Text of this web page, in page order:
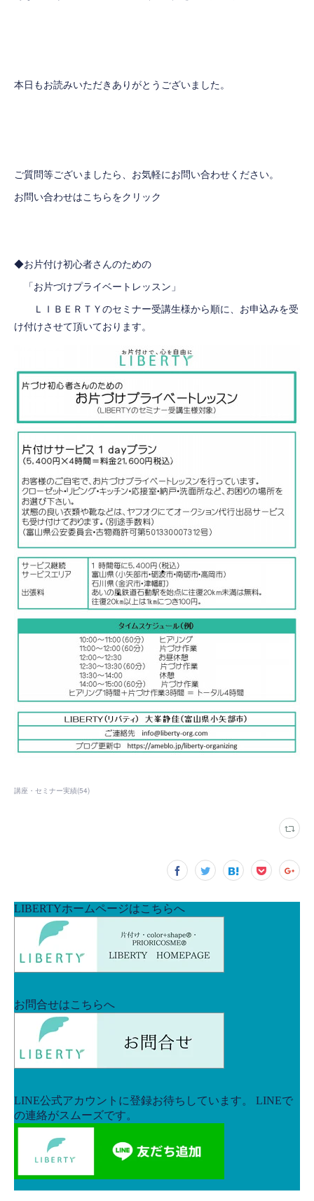
本日もお読みいただきありがとうございました。
ご質問等ございましたら、お気軽にお問い合わせください。
お問い合わせはこちらをクリック
◆お片付け初心者さんのための
「お片づけプライベートレッスン」
ＬＩＢＥＲＴＹのセミナー受講生様から順に、お申込みを受
け付けさせて頂いております。
講座・セミナー実績(54)